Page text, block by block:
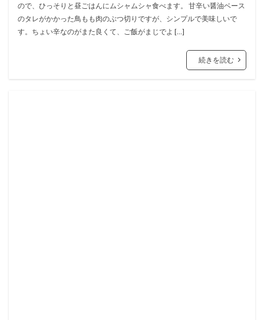
ので、ひっそりと昼ごはんにムシャムシャ食べます。 甘辛い醤油ベース
のタレがかかった鳥もも肉のぶつ切りですが、シンプルで美味しいで
す。ちょい辛なのがまた良くて、ご飯がまじでよ […]
続きを読む